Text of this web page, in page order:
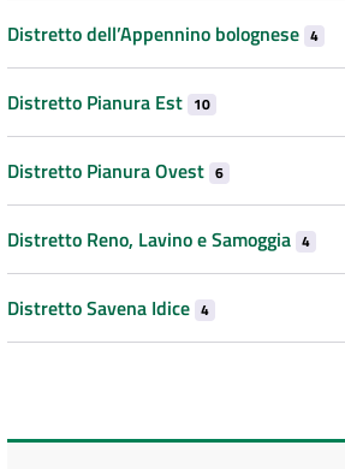
Distretto dell’Appennino bolognese 4
Distretto Pianura Est 10
Distretto Pianura Ovest 6
Distretto Reno, Lavino e Samoggia 4
Distretto Savena Idice 4